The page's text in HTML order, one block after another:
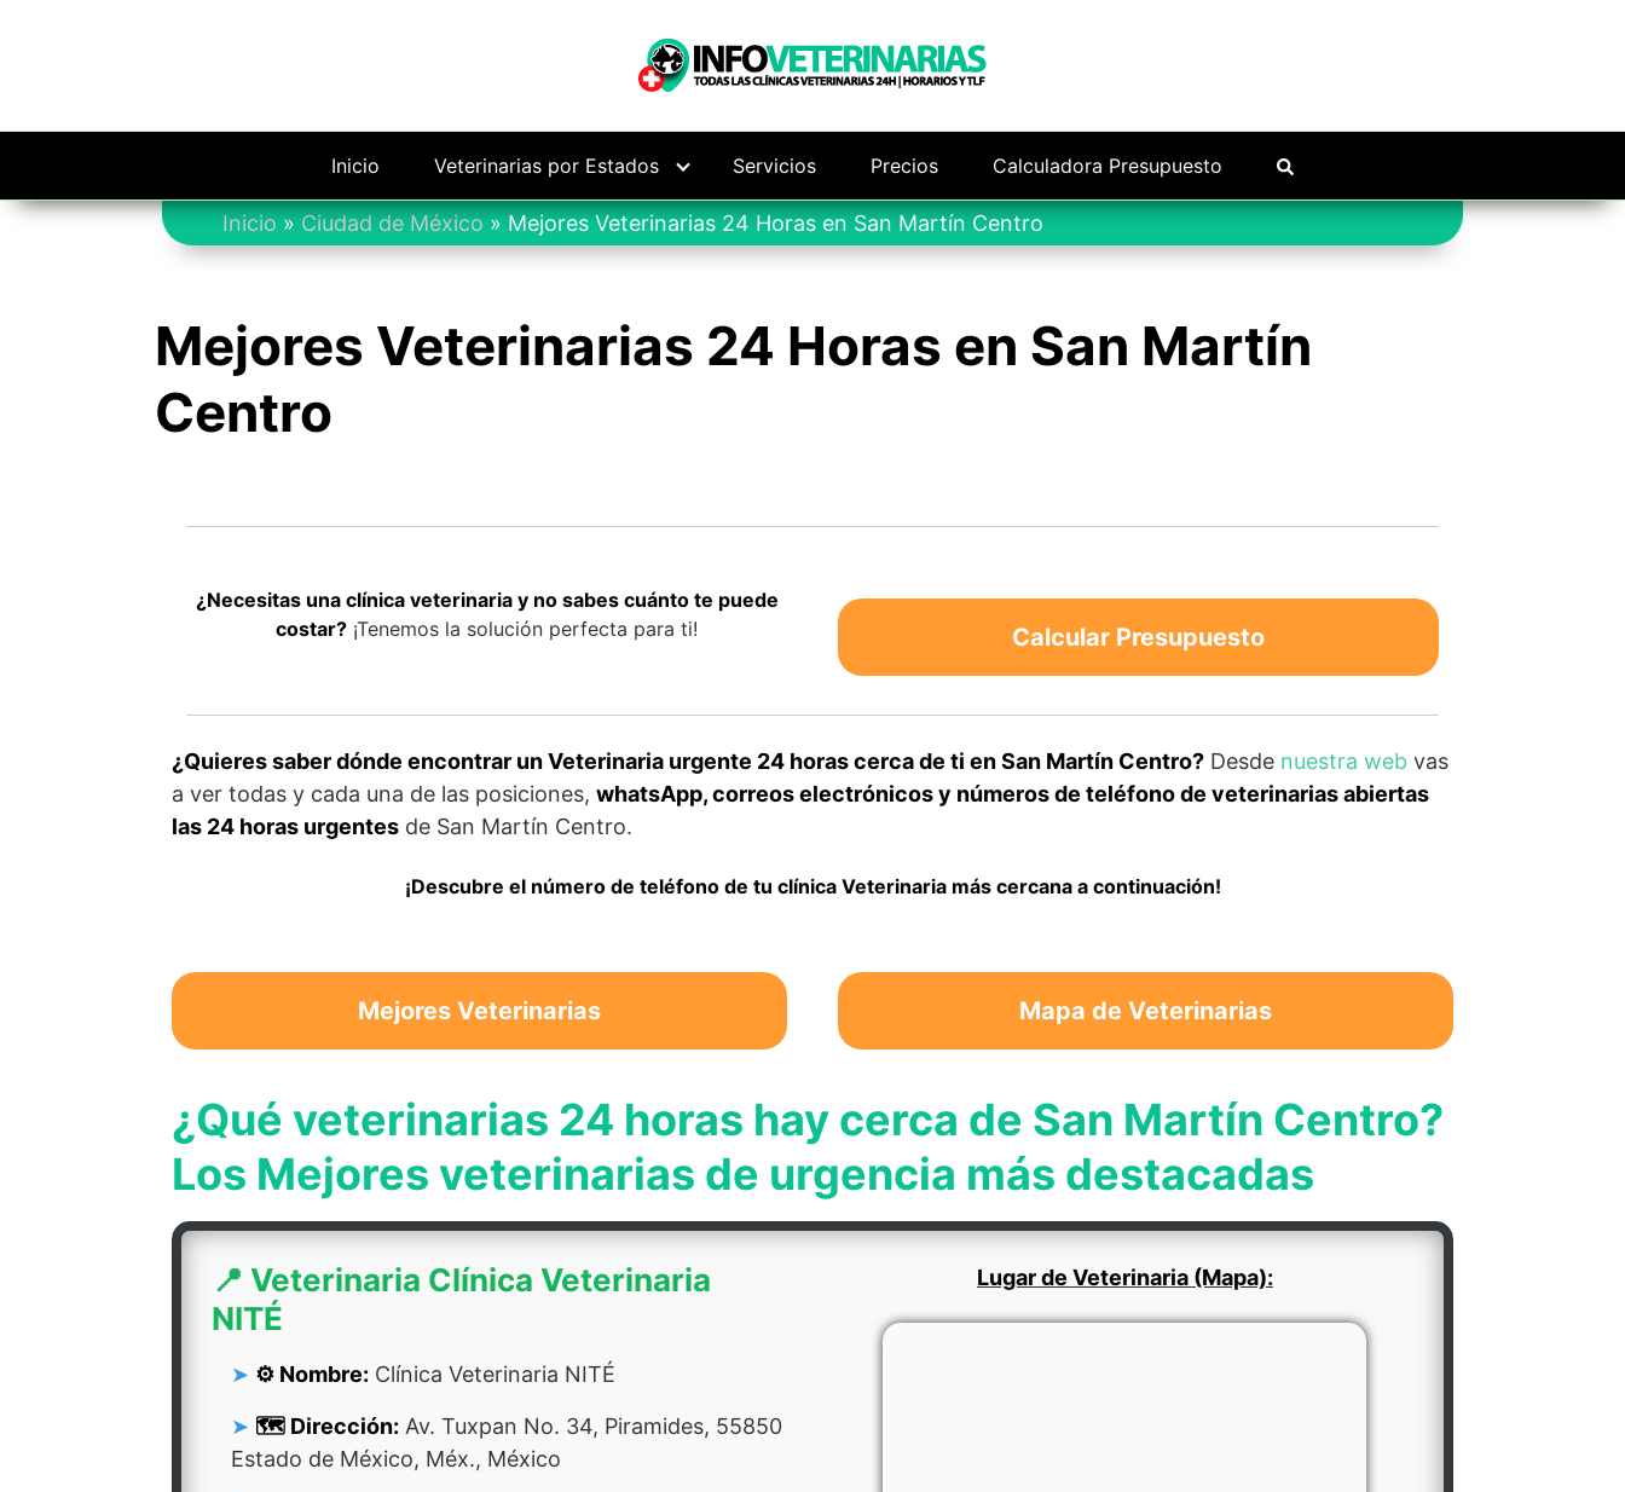
Inicio Veterinarias por Estados Servicios Precios Calculadora Presupuesto
Inicio » Ciudad de México » Mejores Veterinarias 24 Horas en San Martín Centro
Mejores Veterinarias 24 Horas en San Martín
Centro
¿Necesitas una clínica veterinaria y no sabes cuánto te puede
costar? ¡Tenemos la solución perfecta para ti! Calcular Presupuesto
¿Quieres saber dónde encontrar un Veterinaria urgente 24 horas cerca de ti en San Martín Centro? Desde nuestra web vas
a ver todas y cada una de las posiciones, whatsApp, correos electrónicos y números de teléfono de veterinarias abiertas
las 24 horas urgentes de San Martín Centro.
¡Descubre el número de teléfono de tu clínica Veterinaria más cercana a continuación!
Mejores Veterinarias Mapa de Veterinarias
¿Qué veterinarias 24 horas hay cerca de San Martín Centro?
Los Mejores veterinarias de urgencia más destacadas
📍 Veterinaria Clínica Veterinaria
NITÉ
⚙️ Nombre: Clínica Veterinaria NITÉ
🗺️ Dirección: Av. Tuxpan No. 34, Piramides, 55850
Estado de México, Méx., México
Lugar de Veterinaria (Mapa):